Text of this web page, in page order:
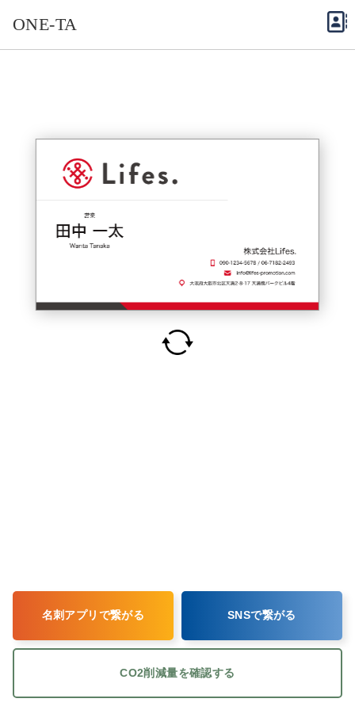
ONE-TA
名刺アプリで繋がる SNSで繋がる
CO2削減量を確認する